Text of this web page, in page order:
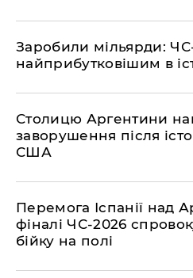
​Заробили мільярди:
найприбутковішим в
Столицю Аргентини
заворушення після
США
Перемога Іспанії над
фіналі ЧС-2026
бійку на полі